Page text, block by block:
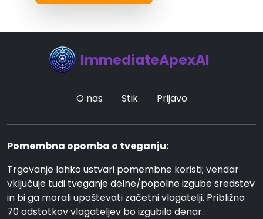
ImmediateApexAI
O nas Stik Prijavo
Pomembna opomba o tveganju:
Trgovanje lahko ustvari pomembne koristi; vendar
vključuje tudi tveganje delne/popolne izgube sredstev
in bi ga morali upoštevati začetni vlagatelji. Približno
70 odstotkov vlagateljev bo izgubilo denar.